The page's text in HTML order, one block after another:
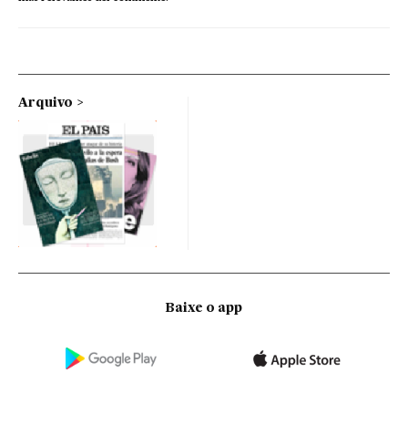
Arquivo
Baixe o app